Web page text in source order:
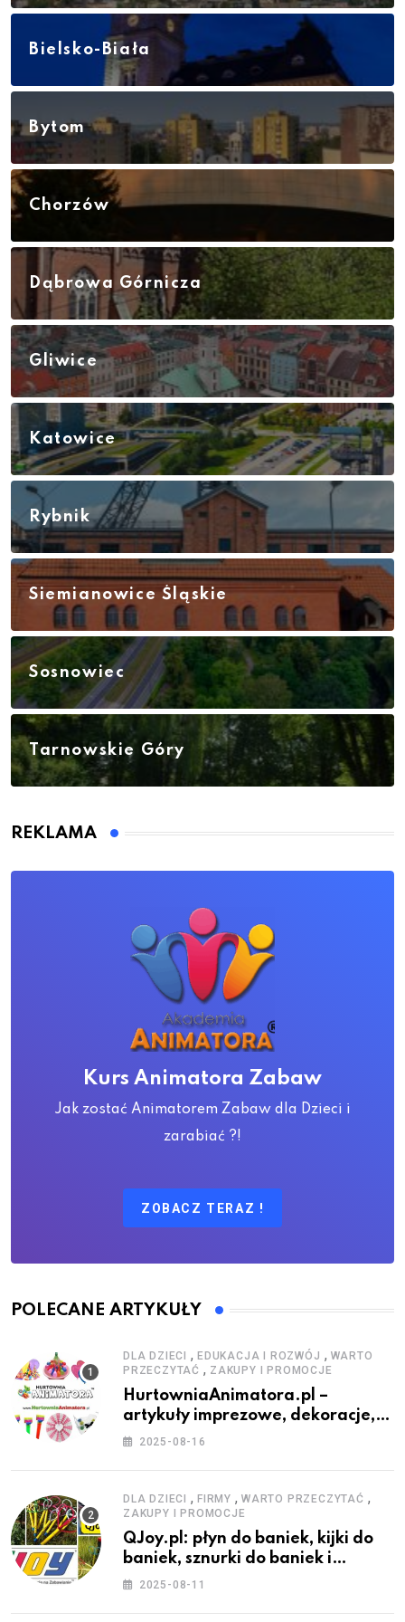
Bielsko-Biała
Bytom
Chorzów
Dąbrowa Górnicza
Gliwice
Katowice
Rybnik
Siemianowice Śląskie
Sosnowiec
Tarnowskie Góry
REKLAMA
Kurs Animatora Zabaw
Jak zostać Animatorem Zabaw dla Dzieci i
zarabiać ?!
ZOBACZ TERAZ !
POLECANE ARTYKUŁY
DLA DZIECI , EDUKACJA I ROZWÓJ , WARTO
PRZECZYTAĆ , ZAKUPY I PROMOCJE
HurtowniaAnimatora.pl –
artykuły imprezowe, dekoracje,
stroje i akcesoria dla animatorów
2025-08-16
DLA DZIECI , FIRMY , WARTO PRZECZYTAĆ ,
ZAKUPY I PROMOCJE
QJoy.pl: płyn do baniek, kijki do
baniek, sznurki do baniek i
zestawy do baniek
2025-08-11